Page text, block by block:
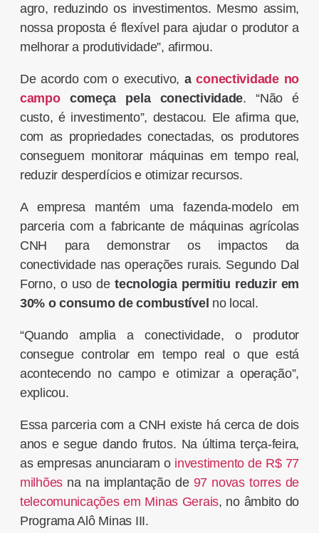
agro, reduzindo os investimentos. Mesmo assim,
nossa proposta é flexível para ajudar o produtor a
melhorar a produtividade”, afirmou.
De acordo com o executivo, aconectividade no
campocomeça pela conectividade. “Não é
custo, é investimento”, destacou. Ele afirma que,
com as propriedades conectadas, os produtores
conseguem monitorar máquinas em tempo real,
reduzir desperdícios e otimizar recursos.
A empresa mantém uma fazenda-modelo em
parceria com a fabricante de máquinas agrícolas
CNH para demonstrar os impactos da
conectividade nas operações rurais. Segundo Dal
Forno, o uso detecnologia permitiu reduzir em
30% o consumo de combustível no local.
“Quando amplia a conectividade, o produtor
consegue controlar em tempo real o que está
acontecendo no campo e otimizar a operação”,
explicou.
Essa parceria com a CNH existe há cerca de dois
anos e segue dando frutos. Na última terça-feira,
as empresas anunciaram o investimento de R$ 77
milhões na na implantação de 97 novas torres de
telecomunicações em Minas Gerais, no âmbito do
Programa Alô Minas III.